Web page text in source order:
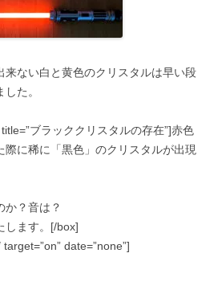
来ない白と黄色のクリスタルは早い段
た。
ブラッククリスタルの存在”]赤色
際に稀に「黒色」のクリスタルが出現
か？音は？
します。[/box]
date=”none”]